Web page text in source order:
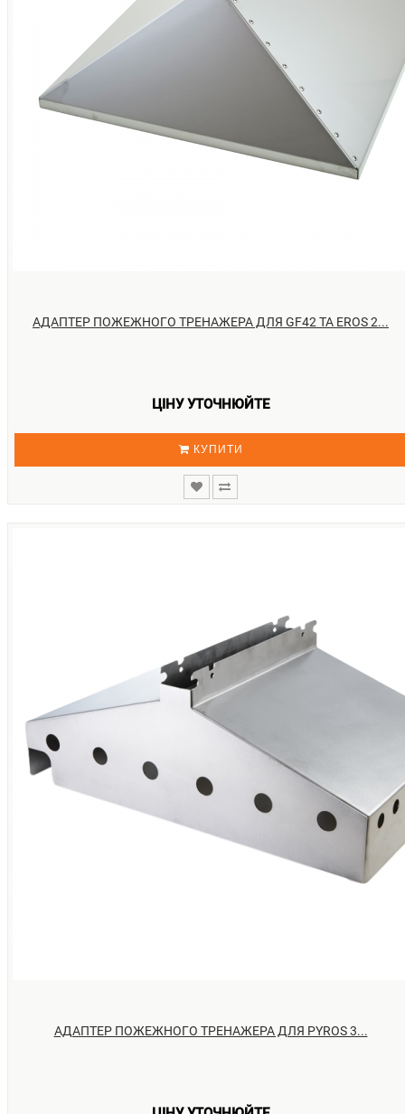
АДАПТЕР ПОЖЕЖНОГО ТРЕНАЖЕРА ДЛЯ GF42 ТА EROS 2...
ЦІНУ УТОЧНЮЙТЕ
КУПИТИ
АДАПТЕР ПОЖЕЖНОГО ТРЕНАЖЕРА ДЛЯ PYROS 3...